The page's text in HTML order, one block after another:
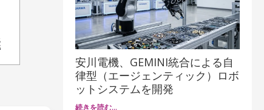
安川電機、GEMINI統合による自
律型（エージェンティック）ロボ
ットシステムを開発
続きを読む…